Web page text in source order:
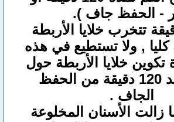
- الحفظ جاف ).
دقيقة تتخرب خلايا الأربطة
, ولا تستطيع في هذه
تكوين خلايا الأربطة حول
السنية بعد 120 دقيقة من الحفظ
الجاف .
زالت الأسنان المخلوعة